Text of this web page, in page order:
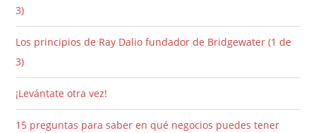
3)
Los principios de Ray Dalio fundador de Bridgewater (1 de
3)
¡Levántate otra vez!
15 preguntas para saber en qué negocios puedes tener